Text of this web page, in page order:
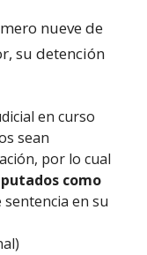
nueve de
su detención
en curso
sean
por lo cual
como
sentencia en su